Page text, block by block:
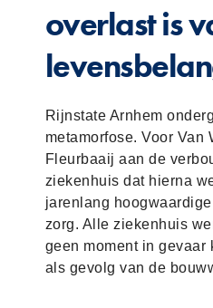
overlast is
Rijnstate Arnhem
metamorfose. Voor Van
Fleurbaaij aan de
ziekenhuis dat hierna
jarenlang
zorg. Alle ziekenhuis
geen moment in gevaar
als gevolg van de